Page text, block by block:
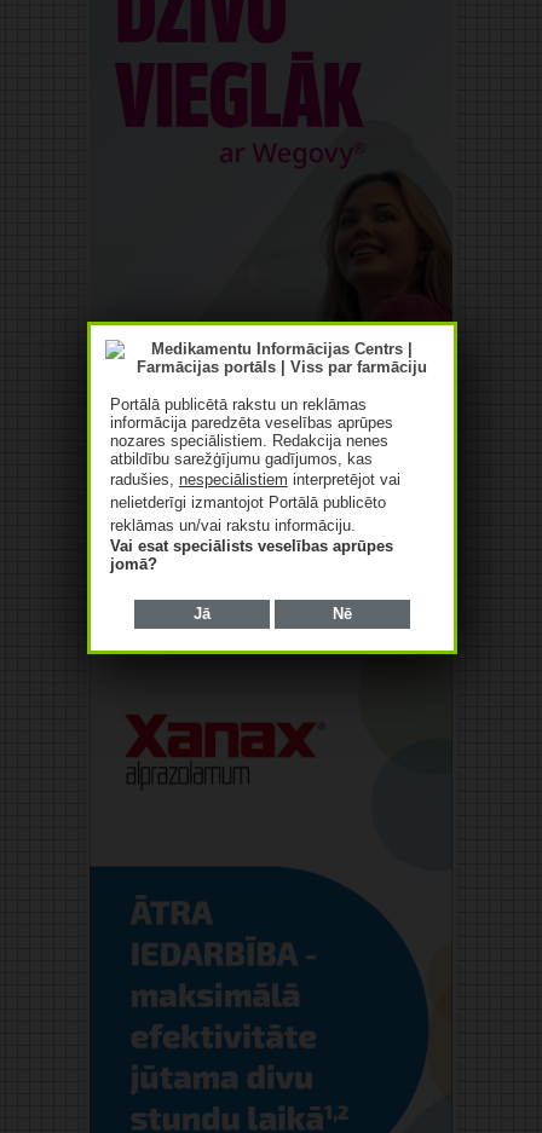
Reklāma
Portālā publicētā rakstu un reklāmas
informācija paredzēta veselības aprūpes
nozares speciālistiem. Redakcija nenes
atbildību sarežģījumu gadījumos, kas
radušies, nespeciālistiem interpretējot vai
nelietderīgi izmantojot Portālā publicēto
reklāmas un/vai rakstu informāciju.
Vai esat speciālists veselības aprūpes
jomā?
Jā Nē